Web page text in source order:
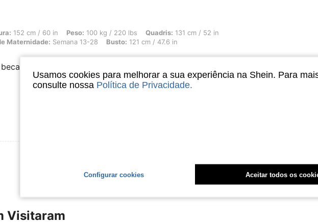
cm / 60 in, Peso: 100 kg / 220 lbs, Quadris: 131 cm / 52 in, Cintura: 98 cm / 39 in, Diário de Maternidade:
152 cm / 60 in Peso: 100 kg / 220 lbs Quadris: 131 cm / 52 in
Maternidade: Semana 13-28 Busto: 121 cm / 47.6 in
I am short.
Visitaram
Usamos cookies para melhorar a sua experiência na Shein. Para
consulte nossa Política de Privacidade.
Configurar cookies Aceitar todos os